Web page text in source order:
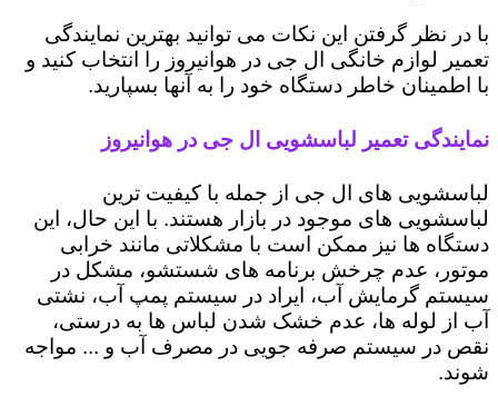
با در نظر گرفتن این نکات می توانید بهترین نمایندگی
تعمیر لوازم خانگی ال جی در هوانیروز را انتخاب کنید و
با اطمینان خاطر دستگاه خود را به آنها بسپارید.
نمایندگی تعمیر لباسشویی ال جی در هوانیروز
لباسشویی های ال جی از جمله با کیفیت ترین
لباسشویی های موجود در بازار هستند. با این حال، این
دستگاه ها نیز ممکن است با مشکلاتی مانند خرابی
موتور، عدم چرخش برنامه های شستشو، مشکل در
سیستم گرمایش آب، ایراد در سیستم پمپ آب، نشتی
آب از لوله ها، عدم خشک شدن لباس ها به درستی،
نقص در سیستم صرفه جویی در مصرف آب و ... مواجه
شوند.